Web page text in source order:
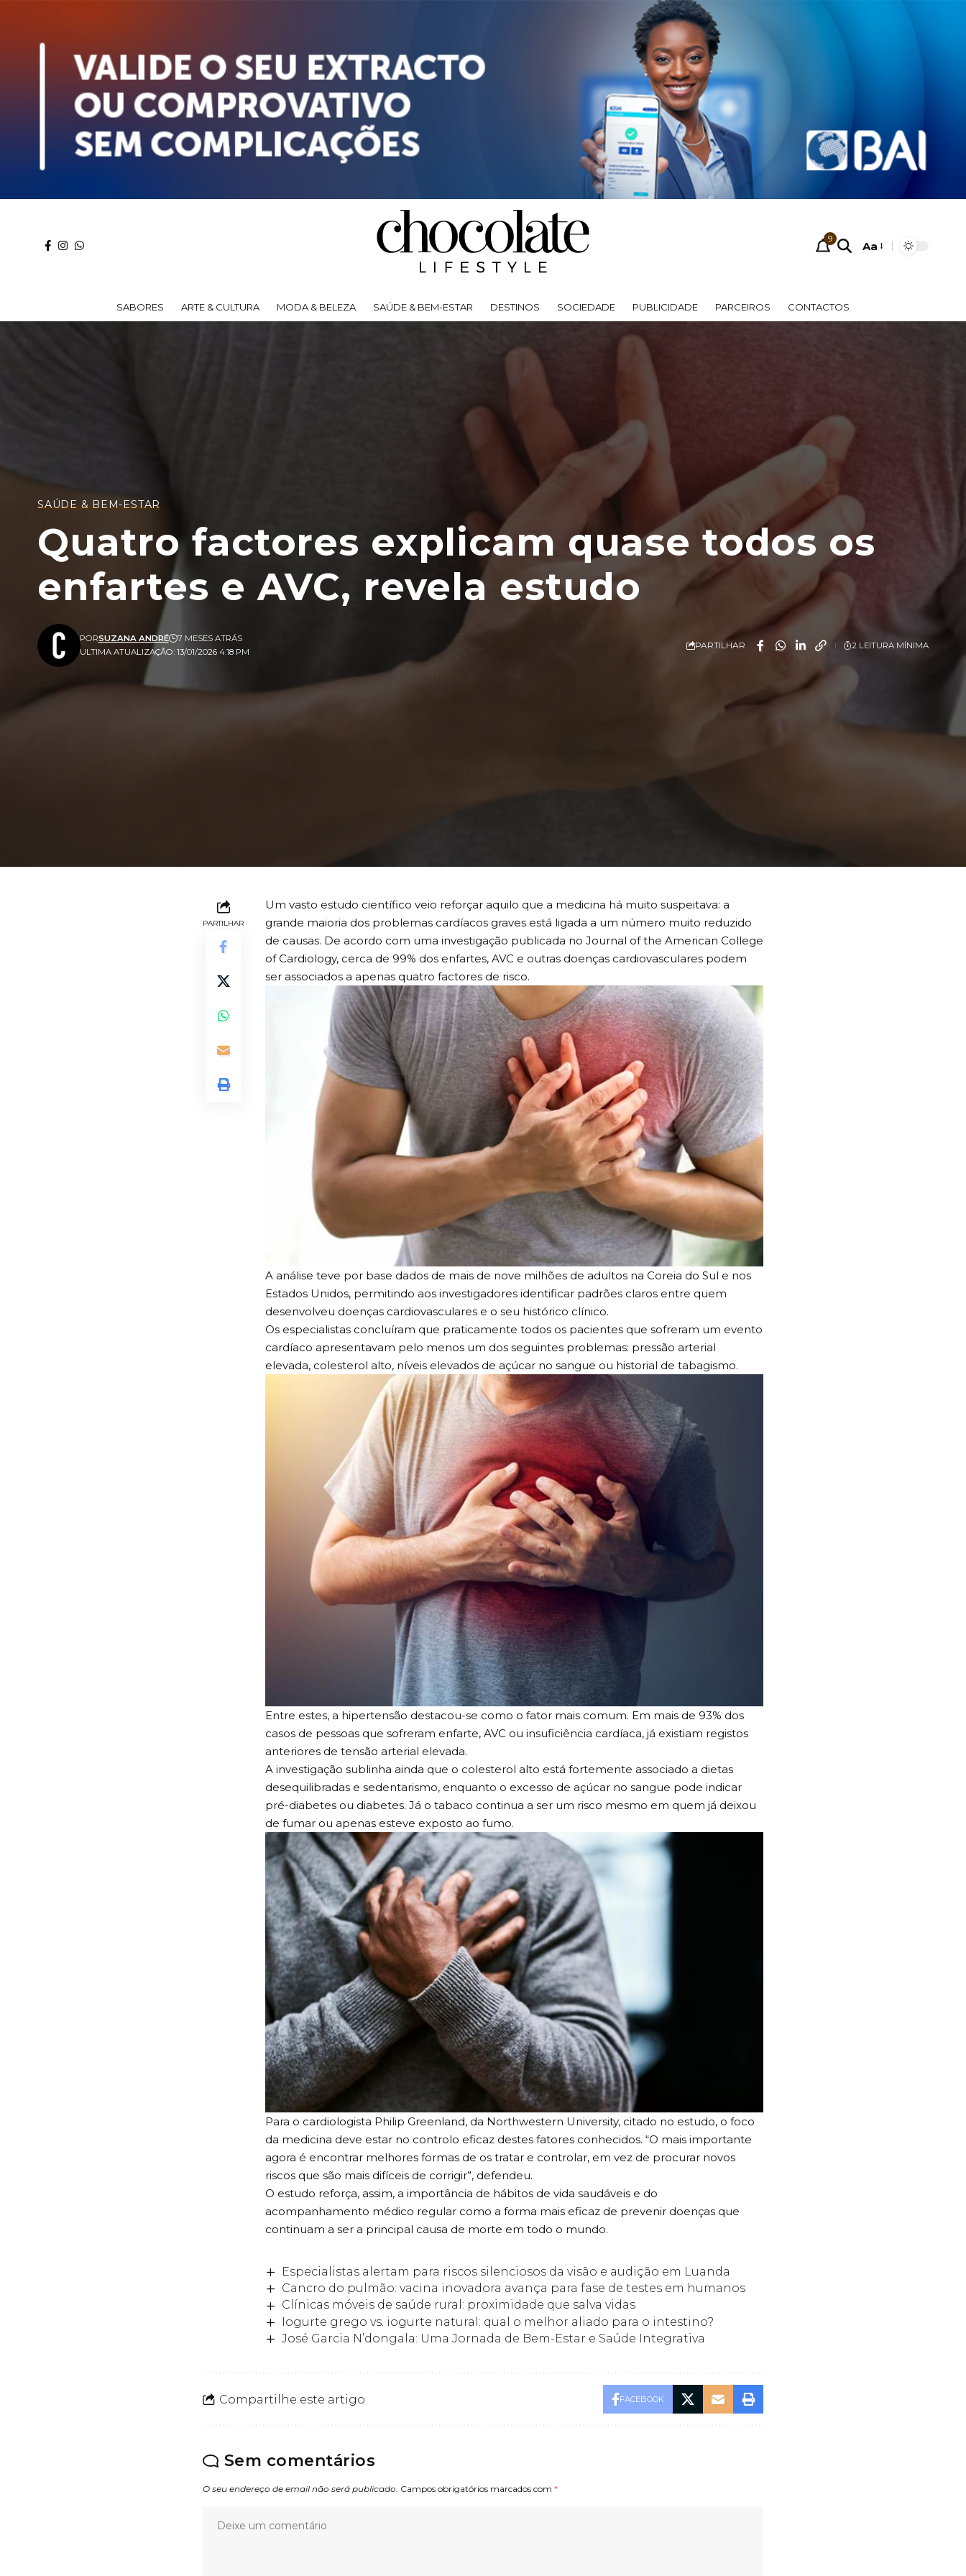
9
Aa
SABORES ARTE & CULTURA MODA & BELEZA SAÚDE & BEM-ESTAR DESTINOS SOCIEDADE PUBLICIDADE PARCEIROS CONTACTOS
SAÚDE & BEM-ESTAR
Quatro factores explicam quase todos os
enfartes e AVC, revela estudo
ULTIMA ATUALIZAÇÃO: 13/01/2026 4:18 PM
PORSUZANA ANDRÉ 7 MESES ATRÁS
PARTILHAR 2 LEITURA MÍNIMA
PARTILHAR
Um vasto estudo científico veio reforçar aquilo que a medicina há muito suspeitava: a
grande maioria dos problemas cardíacos graves está ligada a um número muito reduzido
de causas. De acordo com uma investigação publicada no Journal of the American College
of Cardiology, cerca de 99% dos enfartes, AVC e outras doenças cardiovasculares podem
ser associados a apenas quatro factores de risco.
A análise teve por base dados de mais de nove milhões de adultos na Coreia do Sul e nos
Estados Unidos, permitindo aos investigadores identificar padrões claros entre quem
desenvolveu doenças cardiovasculares e o seu histórico clínico.
Os especialistas concluíram que praticamente todos os pacientes que sofreram um evento
cardíaco apresentavam pelo menos um dos seguintes problemas: pressão arterial
elevada, colesterol alto, níveis elevados de açúcar no sangue ou historial de tabagismo.
Entre estes, a hipertensão destacou-se como o fator mais comum. Em mais de 93% dos
casos de pessoas que sofreram enfarte, AVC ou insuficiência cardíaca, já existiam registos
anteriores de tensão arterial elevada.
A investigação sublinha ainda que o colesterol alto está fortemente associado a dietas
desequilibradas e sedentarismo, enquanto o excesso de açúcar no sangue pode indicar
pré-diabetes ou diabetes. Já o tabaco continua a ser um risco mesmo em quem já deixou
de fumar ou apenas esteve exposto ao fumo.
Para o cardiologista Philip Greenland, da Northwestern University, citado no estudo, o foco
da medicina deve estar no controlo eficaz destes fatores conhecidos. “O mais importante
agora é encontrar melhores formas de os tratar e controlar, em vez de procurar novos
riscos que são mais difíceis de corrigir”, defendeu.
O estudo reforça, assim, a importância de hábitos de vida saudáveis e do
acompanhamento médico regular como a forma mais eficaz de prevenir doenças que
continuam a ser a principal causa de morte em todo o mundo.
Especialistas alertam para riscos silenciosos da visão e audição em Luanda
Cancro do pulmão: vacina inovadora avança para fase de testes em humanos
Clínicas móveis de saúde rural: proximidade que salva vidas
Iogurte grego vs. iogurte natural: qual o melhor aliado para o intestino?
José Garcia N’dongala: Uma Jornada de Bem-Estar e Saúde Integrativa
Compartilhe este artigo FACEBOOK
Sem comentários
O seu endereço de email não será publicado. Campos obrigatórios marcados com *